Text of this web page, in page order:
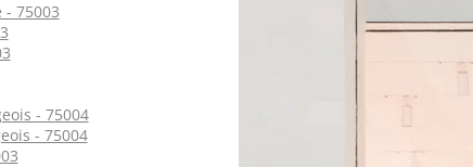
- 75003
- 75004
- 75004